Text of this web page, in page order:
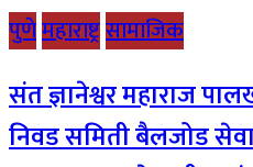
पुणेमहाराष्ट्रसामाजिक
संत ज्ञानेश्वर महाराज
निवड समिती बैलजोड